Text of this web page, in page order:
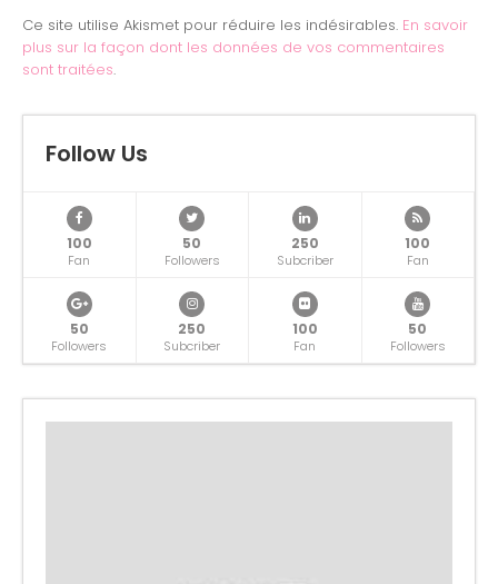
Ce site utilise Akismet pour réduire les indésirables. En savoir
plus sur la façon dont les données de vos commentaires
sont traitées.
Follow Us
100
Fan
50
Followers
250
Subcriber
100
Fan
50
Followers
250
Subcriber
100
Fan
50
Followers